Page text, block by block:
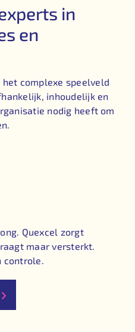
in
en
complexe speelveld
inhoudelijk en
nodig heeft om
Quexcel zorgt
maar versterkt.
controle.